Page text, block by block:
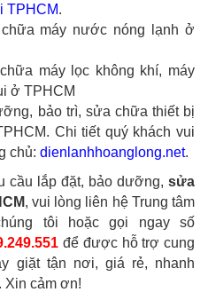
TPHCM.
máy nước nóng lạnh ở
máy lọc không khí, máy
ở TPHCM
bảo trì, sửa chữa thiết bị
Chi tiết quý khách vui
chủ: dienlanhhoanglong.net.
cầu lắp đặt, bảo dưỡng, sửa
, vui lòng liên hệ Trung tâm
tôi hoặc gọi ngay số
để được hỗ trợ cung
giặt tận nơi, giá rẻ, nhanh
Xin cảm ơn!